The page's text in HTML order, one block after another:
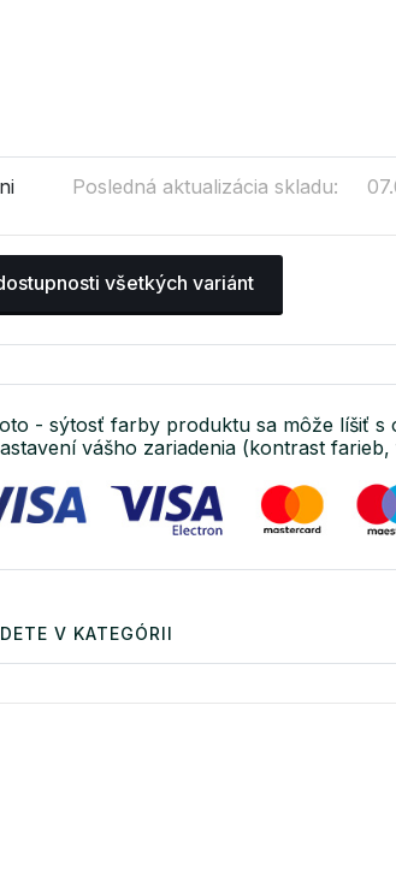
Posledná aktualizácia skladu:
všetkých variánt
- sýtosť farby produktu sa môže líšiť s
vášho zariadenia (kontrast
V KATEGÓRII